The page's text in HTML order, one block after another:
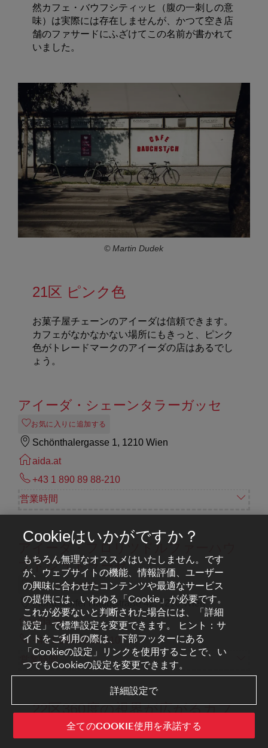
然カフェ・バウフシティッヒ（腹の一刺しの意
味）は実際には存在しませんが、かつて空き店
舗のファサードにふざけてこの名前が書かれて
いました。
© Martin Dudek
21区 ピンク色
お菓子屋チェーンのアイーダは信頼できます。
カフェがなかなかない場所にもきっと、ピンク
色がトレードマークのアイーダの店はあるでし
ょう。
アイーダ・シェーンタラーガッセ
お気に入りに追加する
Schönthalergasse 1, 1210 Wien
aida.at
+43 1 890 89 88-210
営業時間
アイーダ・フロリツドルファーハウ
プトシュトラーセ
お気に入りに追加する
Floridsdorfer Hauptstraße 42, 1210 Wien
aida.at
+43 1 890 89 88-210
営業時間
22区360度の視界が広がるカフ
Cookieはいかがですか？
もちろん無理なオススメはいたしません。です
が、ウェブサイトの機能、情報評価、ユーザー
の興味に合わせたコンテンツや最適なサービス
の提供には、いわゆる「Cookie」が必要です。
これが必要ないと判断された場合には、「詳細
設定」で標準設定を変更できます。 ヒント：サ
イトをご利用の際は、下部フッターにある
「Cookieの設定」リンクを使用することで、い
つでもCookieの設定を変更できます。
詳細設定で
全てのCOOKIE使用を承諾する